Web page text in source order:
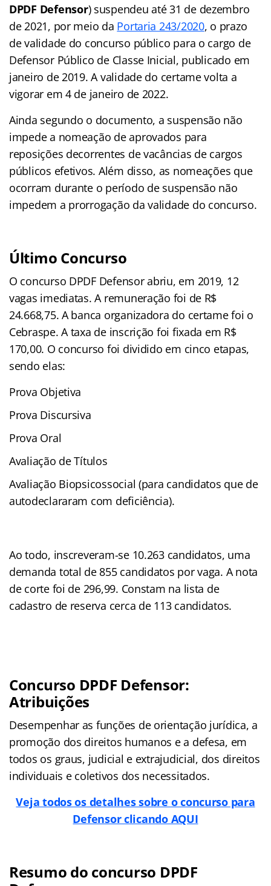
DPDF Defensor) suspendeu até 31 de dezembro
de 2021, por meio da Portaria 243/2020, o prazo
de validade do concurso público para o cargo de
Defensor Público de Classe Inicial, publicado em
janeiro de 2019. A validade do certame volta a
vigorar em 4 de janeiro de 2022.
Ainda segundo o documento, a suspensão não
impede a nomeação de aprovados para
reposições decorrentes de vacâncias de cargos
públicos efetivos. Além disso, as nomeações que
ocorram durante o período de suspensão não
impedem a prorrogação da validade do concurso.
Último Concurso
O concurso DPDF Defensor abriu, em 2019, 12
vagas imediatas. A remuneração foi de R$
24.668,75. A banca organizadora do certame foi o
Cebraspe. A taxa de inscrição foi fixada em R$
170,00. O concurso foi dividido em cinco etapas,
sendo elas:
Prova Objetiva
Prova Discursiva
Prova Oral
Avaliação de Títulos
Avaliação Biopsicossocial (para candidatos que de
autodeclararam com deficiência).
Ao todo, inscreveram-se 10.263 candidatos, uma
demanda total de 855 candidatos por vaga. A nota
de corte foi de 296,99. Constam na lista de
cadastro de reserva cerca de 113 candidatos.
Concurso DPDF Defensor:
Atribuições
Desempenhar as funções de orientação jurídica, a
promoção dos direitos humanos e a defesa, em
todos os graus, judicial e extrajudicial, dos direitos
individuais e coletivos dos necessitados.
Veja todos os detalhes sobre o concurso para
Defensor clicando AQUI
Resumo do concurso DPDF